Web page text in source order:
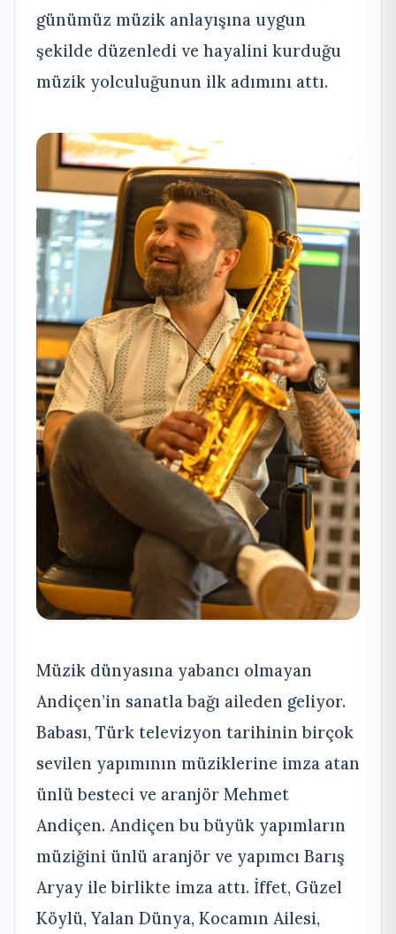
günümüz müzik anlayışına uygun
şekilde düzenledi ve hayalini kurduğu
müzik yolculuğunun ilk adımını attı.
Müzik dünyasına yabancı olmayan
Andiçen’in sanatla bağı aileden geliyor.
Babası, Türk televizyon tarihinin birçok
sevilen yapımının müziklerine imza atan
ünlü besteci ve aranjör Mehmet
Andiçen. Andiçen bu büyük yapımların
müziğini ünlü aranjör ve yapımcı Barış
Aryay ile birlikte imza attı. İffet, Güzel
Köylü, Yalan Dünya, Kocamın Ailesi,